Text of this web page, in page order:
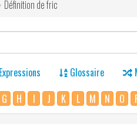
Définition de fric
Expressions Glossaire
G H I J K L M N O